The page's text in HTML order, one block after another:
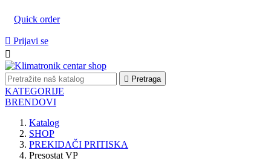
Quick order
 Prijavi se

 Pretraga
KATEGORIJE
BRENDOVI
Katalog
SHOP
PREKIDAČI PRITISKA
Presostat VP